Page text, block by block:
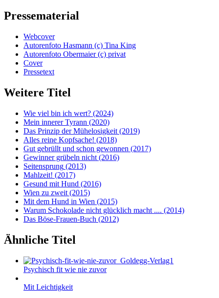
Pressematerial
Webcover
Autorenfoto Hasmann (c) Tina King
Autorenfoto Obermaier (c) privat
Cover
Pressetext
Weitere Titel
Wie viel bin ich wert? (2024)
Mein innerer Tyrann (2020)
Das Prinzip der Mühelosigkeit (2019)
Alles reine Kopfsache! (2018)
Gut gebrüllt und schon gewonnen (2017)
Gewinner grübeln nicht (2016)
Seitensprung (2013)
Mahlzeit! (2017)
Gesund mit Hund (2016)
Wien zu zweit (2015)
Mit dem Hund in Wien (2015)
Warum Schokolade nicht glücklich macht .... (2014)
Das Böse-Frauen-Buch (2012)
Ähnliche Titel
Psychisch fit wie nie zuvor
Mit Leichtigkeit